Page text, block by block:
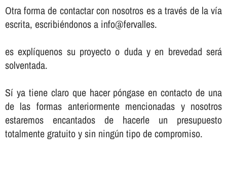
Otra forma de contactar con nosotros es a través de la vía
escrita, escribiéndonos a info@fervalles.
es explíquenos su proyecto o duda y en brevedad será
solventada.
Sí ya tiene claro que hacer póngase en contacto de una
de las formas anteriormente mencionadas y nosotros
estaremos encantados de hacerle un presupuesto
totalmente gratuito y sin ningún tipo de compromiso.